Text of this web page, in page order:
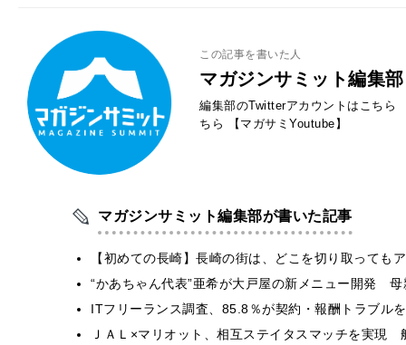
この記事を書いた人
マガジンサミット編集部
編集部のTwitterアカウントはこちら
ちら
【マガサミYoutube】
マガジンサミット編集部が書いた記事
【初めての長崎】長崎の街は、どこを切り取って
“かあちゃん代表”亜希が大戸屋の新メニュー開発
ITフリーランス調査、85.8％が契約・報酬トラブ
ＪＡＬ×マリオット、相互ステイタスマッチを実